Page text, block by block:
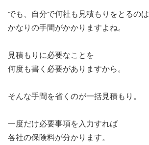
でも、自分で何社も見積もりをとるのは
かなりの手間がかかりますよね。
見積もりに必要なことを
何度も書く必要がありますから。
そんな手間を省くのが一括見積もり。
一度だけ必要事項を入力すれば
各社の保険料が分かります。